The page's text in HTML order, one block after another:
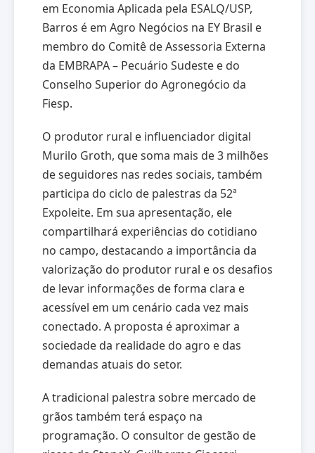
em Economia Aplicada pela ESALQ/USP,
Barros é em Agro Negócios na EY Brasil e
membro do Comitê de Assessoria Externa
da EMBRAPA – Pecuário Sudeste e do
Conselho Superior do Agronegócio da
Fiesp.
O produtor rural e influenciador digital
Murilo Groth, que soma mais de 3 milhões
de seguidores nas redes sociais, também
participa do ciclo de palestras da 52ª
Expoleite. Em sua apresentação, ele
compartilhará experiências do cotidiano
no campo, destacando a importância da
valorização do produtor rural e os desafios
de levar informações de forma clara e
acessível em um cenário cada vez mais
conectado. A proposta é aproximar a
sociedade da realidade do agro e das
demandas atuais do setor.
A tradicional palestra sobre mercado de
grãos também terá espaço na
programação. O consultor de gestão de